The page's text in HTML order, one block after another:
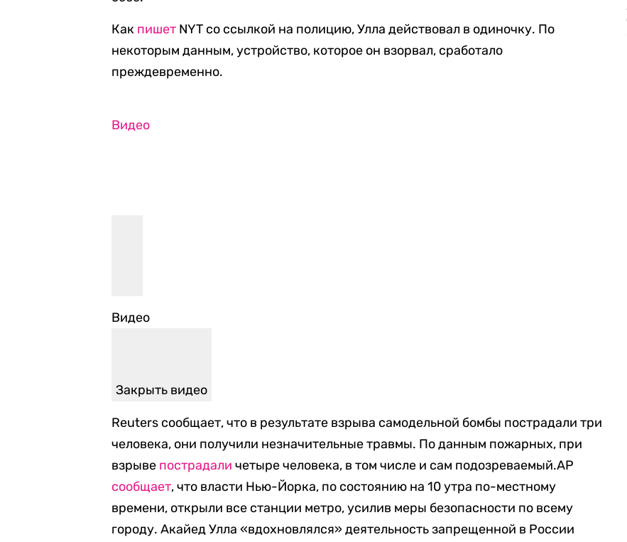
Как пишет NYT со ссылкой на полицию, Улла действовал в одиночку. По
некоторым данным, устройство, которое он взорвал, сработало
преждевременно.
Видео
Видео
Закрыть видео
Reuters сообщает, что в результате взрыва самодельной бомбы пострадали три
человека, они получили незначительные травмы. По данным пожарных, при
взрыве пострадали четыре человека, в том числе и сам подозреваемый.AP
сообщает, что власти Нью-Йорка, по состоянию на 10 утра по-местному
времени, открыли все станции метро, усилив меры безопасности по всему
городу. Акайед Улла «вдохновлялся» деятельность запрещенной в России